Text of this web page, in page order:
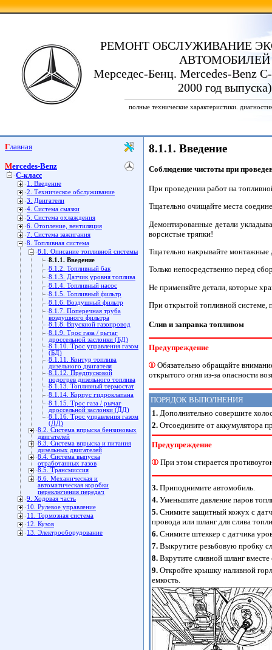
РЕМОНТ ОБСЛУЖИВАНИЕ
АВТОМОБИЛЕЙ
Мерседес-Бенц. Mercedes-Benz
2000 год выпуска)
полные технические характеристики.
Главная
Mercedes-Benz
C-класс
1. Введение
2. Техническое обслуживание
3. Двигатели
4. Система смазки
5. Система охлаждения
6. Отопление, вентиляция
7. Система зажигания
8. Топливная система
8.1. Описание топливной системы
8.1.1. Введение
8.1.2. Топливный бак
8.1.3. Датчик уровня топлива
8.1.4. Топливный насос
8.1.5. Топливный фильтр
8.1.6. Воздушный фильтр
8.1.7. Поперечная труба
воздушного фильтра
8.1.8. Впускной газопровод
8.1.9. Трос газа / рычаг
дроссельной заслонки (БД)
8.1.10. Трос управления газом
(БД)
8.1.11. Контур топлива
дизельного двигателя
8.1.12. Предпусковой
подогрев дизельного топлива
8.1.13. Топливный термостат
8.1.14. Корпус гидроклапана
8.1.15. Трос газа / рычаг
дроссельной заслонки (ДД)
8.1.16. Трос управления газом
(ДД)
8.2. Система впрыска бензиновых
двигателей
8.3. Система впрыска и питания
дизельных двигателей
8.4. Система выпуска
отработанных газов
8.5. Трансмиссия
8.6. Механическая и
автоматическая коробки
переключения передач
9. Ходовая часть
10. Рулевое управление
11. Тормозная система
12. Кузов
13. Электрооборудование
8.1.1. Введение
Соблюдение чистоты при
При проведении работ на
Тщательно очищайте места
Демонтированные детали
ворсистые тряпки!
Тщательно накрывайте монтажные
Только непосредственно перед
Не применяйте детали, которые
При открытой топливной системе,
Слив и заправка топливом
Предупреждение
Обязательно обращайте
открытого огня из-за опасности
ПОРЯДОК ВЫПОЛНЕНИЯ
1. Дополнительно совершите
2. Отсоедините от аккумулятора
Предупреждение
При этом стирается
3. Приподнимите автомобиль.
4. Уменьшите давление паров
5. Снимите защитный кожух с
провода или шланг для слива
6. Снимите штеккер с датчика
7. Выкрутите резьбовую пробку
8. Вкрутите сливной шланг
9. Откройте крышку наливной
емкость.